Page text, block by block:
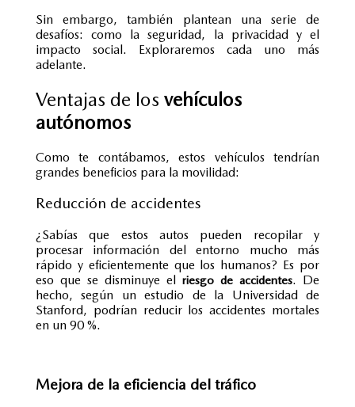
Sin embargo, también plantean una serie de
desafíos: como la seguridad, la privacidad y el
impacto social. Exploraremos cada uno más
adelante.
Ventajas de los vehículos
autónomos
Como te contábamos, estos vehículos tendrían
grandes beneficios para la movilidad:
Reducción de accidentes
¿Sabías que estos autos pueden recopilar y
procesar información del entorno mucho más
rápido y eficientemente que los humanos? Es por
eso que se disminuye elriesgo de accidentes. De
hecho, según un estudio de la Universidad de
Stanford, podrían reducir los accidentes mortales
en un 90 %.
Mejora de la eficiencia del tráfico